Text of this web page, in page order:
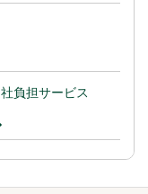
負担サービス